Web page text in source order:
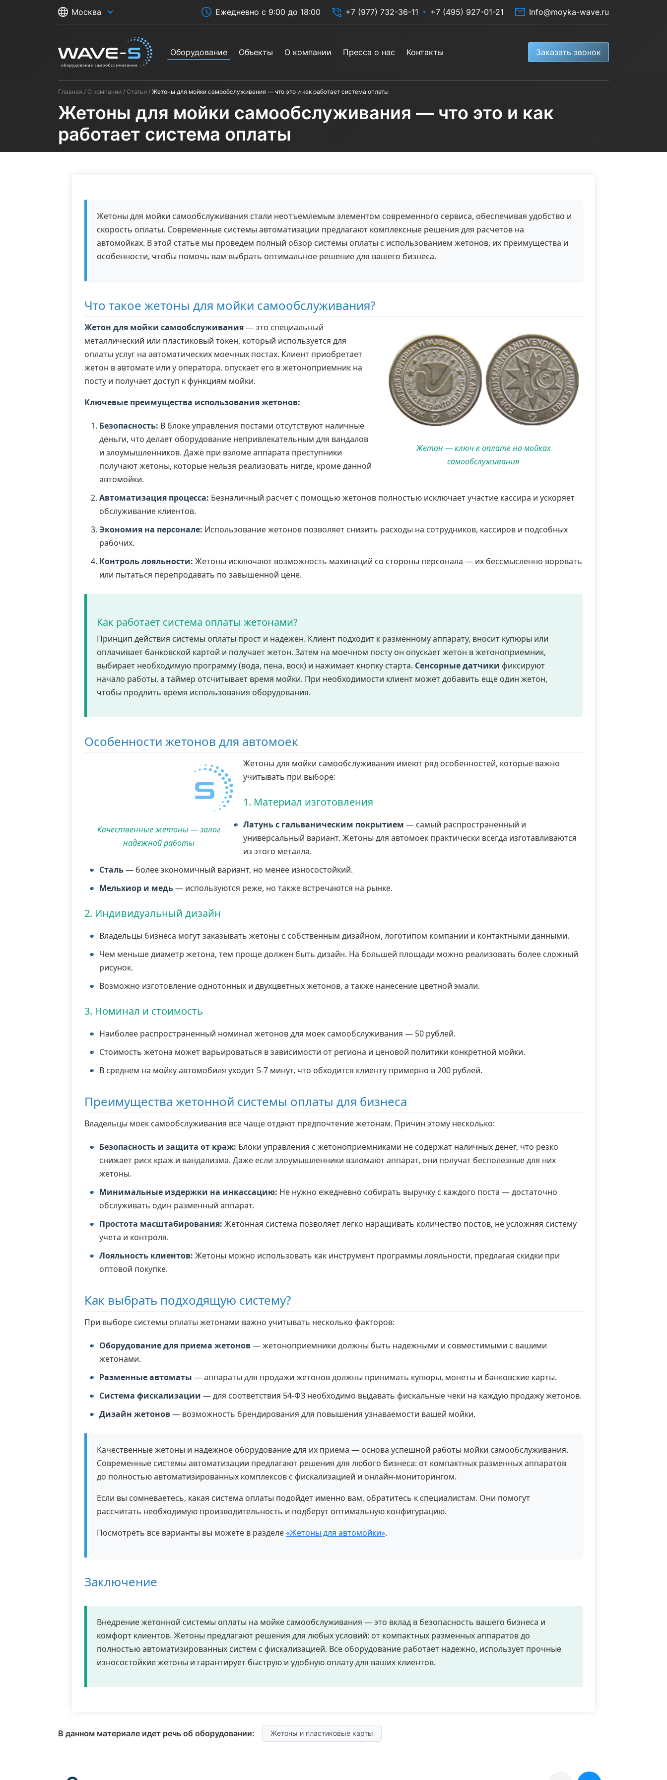
Москва Ежедневно с 9:00 до 18:00 +7 (977) 732-36-11 +7 (495) 927-01-21 Info@moyka-wave.ru
Оборудование Объекты О компании Пресса о нас Контакты Заказать звонок
Главная О компании Статьи Жетоны для мойки самообслуживания — что это и как работает система оплаты
Жетоны для мойки самообслуживания — что это и как
работает система оплаты
Жетоны для мойки самообслуживания стали неотъемлемым элементом современного сервиса, обеспечивая удобство и
скорость оплаты. Современные системы автоматизации предлагают комплексные решения для расчетов на
автомойках. В этой статье мы проведем полный обзор системы оплаты с использованием жетонов, их преимущества и
особенности, чтобы помочь вам выбрать оптимальное решение для вашего бизнеса.
Что такое жетоны для мойки самообслуживания?
Жетон — ключ к оплате на мойках
самообслуживания
Жетон для мойки самообслуживания— это специальный
металлический или пластиковый токен, который используется для
оплаты услуг на автоматических моечных постах. Клиент приобретает
жетон в автомате или у оператора, опускает его в жетоноприемник на
посту и получает доступ к функциям мойки.
Ключевые преимущества использования жетонов:
Безопасность: В блоке управления постами отсутствуют наличные
деньги, что делает оборудование непривлекательным для вандалов
и злоумышленников. Даже при взломе аппарата преступники
получают жетоны, которые нельзя реализовать нигде, кроме данной
автомойки.
Автоматизация процесса: Безналичный расчет с помощью жетонов полностью исключает участие кассира и ускоряет
обслуживание клиентов.
Экономия на персонале: Использование жетонов позволяет снизить расходы на сотрудников, кассиров и подсобных
рабочих.
Контроль лояльности: Жетоны исключают возможность махинаций со стороны персонала — их бессмысленно воровать
или пытаться перепродавать по завышенной цене.
Как работает система оплаты жетонами?
Принцип действия системы оплаты прост и надежен. Клиент подходит к разменному аппарату, вносит купюры или
оплачивает банковской картой и получает жетон. Затем на моечном посту он опускает жетон в жетоноприемник,
выбирает необходимую программу (вода, пена, воск) и нажимает кнопку старта. Сенсорные датчики фиксируют
начало работы, а таймер отсчитывает время мойки. При необходимости клиент может добавить еще один жетон,
чтобы продлить время использования оборудования.
Особенности жетонов для автомоек
Качественные жетоны — залог
надежной работы
Жетоны для мойки самообслуживания имеют ряд особенностей, которые важно
учитывать при выборе:
1. Материал изготовления
Латунь с гальваническим покрытием — самый распространенный и
универсальный вариант. Жетоны для автомоек практически всегда изготавливаются
из этого металла.
Сталь— более экономичный вариант, но менее износостойкий.
Мельхиор и медь— используются реже, но также встречаются на рынке.
2. Индивидуальный дизайн
Владельцы бизнеса могут заказывать жетоны с собственным дизайном, логотипом компании и контактными данными.
Чем меньше диаметр жетона, тем проще должен быть дизайн. На большей площади можно реализовать более сложный
рисунок.
Возможно изготовление однотонных и двухцветных жетонов, а также нанесение цветной эмали.
3. Номинал и стоимость
Наиболее распространенный номинал жетонов для моек самообслуживания — 50 рублей.
Стоимость жетона может варьироваться в зависимости от региона и ценовой политики конкретной мойки.
В среднем на мойку автомобиля уходит 5-7 минут, что обходится клиенту примерно в 200 рублей.
Преимущества жетонной системы оплаты для бизнеса
Владельцы моек самообслуживания все чаще отдают предпочтение жетонам. Причин этому несколько:
Безопасность и защита от краж: Блоки управления с жетоноприемниками не содержат наличных денег, что резко
снижает риск краж и вандализма. Даже если злоумышленники взломают аппарат, они получат бесполезные для них
жетоны.
Минимальные издержки на инкассацию: Не нужно ежедневно собирать выручку с каждого поста — достаточно
обслуживать один разменный аппарат.
Простота масштабирования: Жетонная система позволяет легко наращивать количество постов, не усложняя систему
учета и контроля.
Лояльность клиентов: Жетоны можно использовать как инструмент программы лояльности, предлагая скидки при
оптовой покупке.
Как выбрать подходящую систему?
При выборе системы оплаты жетонами важно учитывать несколько факторов:
Оборудование для приема жетонов— жетоноприемники должны быть надежными и совместимыми с вашими
жетонами.
Разменные автоматы — аппараты для продажи жетонов должны принимать купюры, монеты и банковские карты.
Система фискализации — для соответствия 54-ФЗ необходимо выдавать фискальные чеки на каждую продажу жетонов.
Дизайн жетонов— возможность брендирования для повышения узнаваемости вашей мойки.
Качественные жетоны и надежное оборудование для их приема — основа успешной работы мойки самообслуживания.
Современные системы автоматизации предлагают решения для любого бизнеса: от компактных разменных аппаратов
до полностью автоматизированных комплексов с фискализацией и онлайн-мониторингом.
Если вы сомневаетесь, какая система оплаты подойдет именно вам, обратитесь к специалистам. Они помогут
рассчитать необходимую производительность и подберут оптимальную конфигурацию.
Посмотреть все варианты вы можете в разделе«Жетоны для автомойки».
Заключение
Внедрение жетонной системы оплаты на мойке самообслуживания — это вклад в безопасность вашего бизнеса и
комфорт клиентов. Жетоны предлагают решения для любых условий: от компактных разменных аппаратов до
полностью автоматизированных систем с фискализацией. Все оборудование работает надежно, использует прочные
износостойкие жетоны и гарантирует быструю и удобную оплату для ваших клиентов.
В данном материале идет речь об оборудовании: Жетоны и пластиковые карты